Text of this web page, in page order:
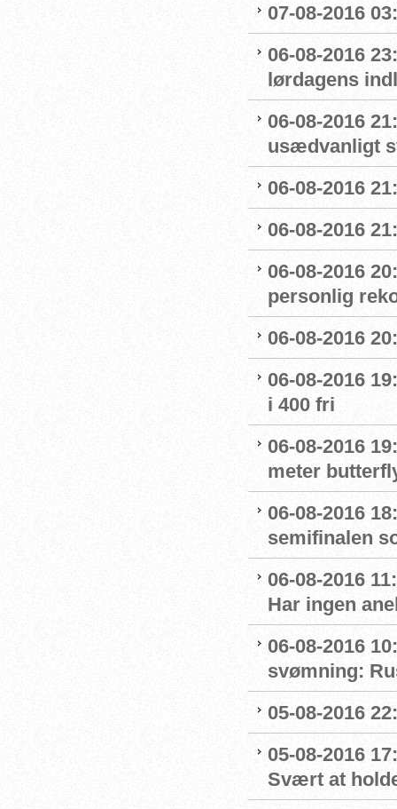
07-08-2016
06-08-2016
lørdagens
06-08-2016
usædvanligt
06-08-2016
06-08-2016
06-08-2016
personlig
06-08-2016
06-08-2016
i 400 fri
06-08-2016
meter
06-08-2016
semifinalen
06-08-2016
Har ingen
06-08-2016
svømning:
05-08-2016
05-08-2016
Svært at